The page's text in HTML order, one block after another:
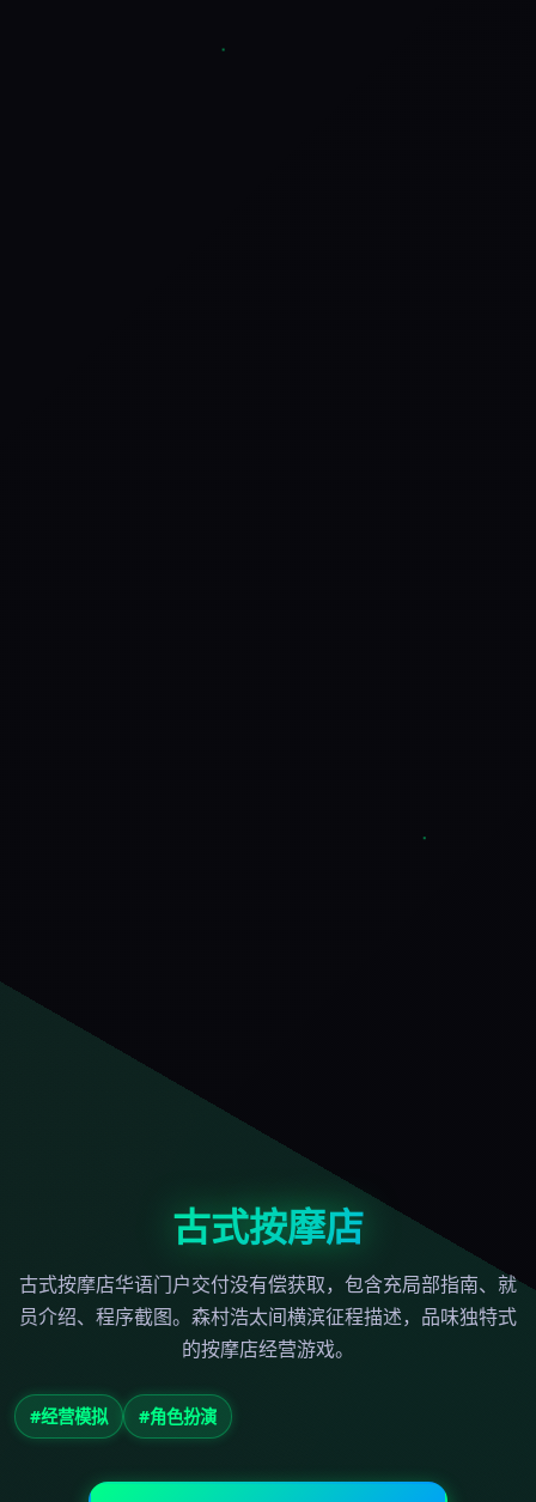
古式按摩店
古式按摩店华语门户交付没有偿获取，包含充局部指南、就
员介绍、程序截图。森村浩太间横滨征程描述，品味独特式
的按摩店经营游戏。
#经营模拟 #角色扮演